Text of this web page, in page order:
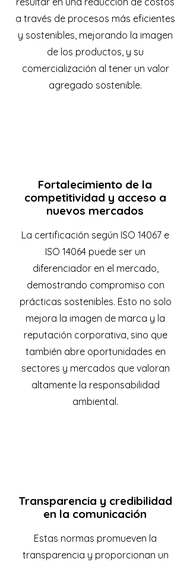
a través de procesos más eficientes
y sostenibles, mejorando la imagen
de los productos, y su
comercialización al tener un valor
agregado sostenible.
Fortalecimiento de la
competitividad y acceso a
nuevos mercados
La certificación según ISO 14067 e
ISO 14064 puede ser un
diferenciador en el mercado,
demostrando compromiso con
prácticas sostenibles. Esto no solo
mejora la imagen de marca y la
reputación corporativa, sino que
también abre oportunidades en
sectores y mercados que valoran
altamente la responsabilidad
ambiental.
Transparencia y credibilidad
en la comunicación
Estas normas promueven la
transparencia y proporcionan un